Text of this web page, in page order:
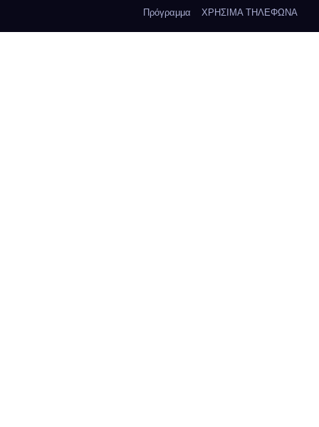
Πρόγραμμα ΧΡΗΣΙΜΑ ΤΗΛΕΦΩΝΑ